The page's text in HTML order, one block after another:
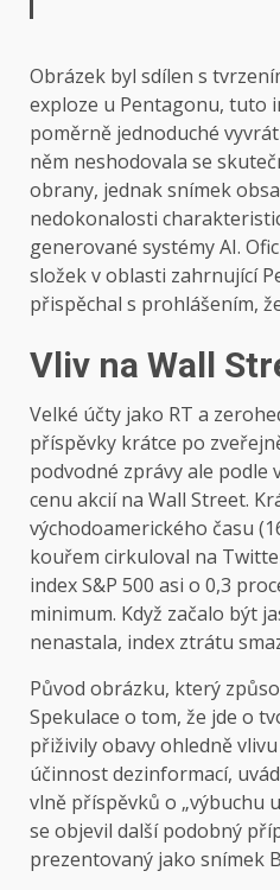
Obrázek byl sdílen s
exploze u Pentagonu, tuto
poměrně jednoduché
něm neshodovala se
obrany, jednak snímek
nedokonalosti
generované systémy AI.
složek v oblasti zahrnující
přispěchal s prohlášením,
Vliv na Wall
Velké účty jako RT a
příspěvky krátce po
podvodné zprávy ale podle
cenu akcií na Wall Street.
východoamerického času
kouřem cirkuloval na
index S&P 500 asi o 0,3
minimum. Když začalo být
nenastala, index ztrátu
Původ obrázku, který
Spekulace o tom, že jde o
přiživily obavy ohledně
účinnost dezinformací,
vlně příspěvků o „výbuchu
se objevil další podobný
prezentovaný jako snímek